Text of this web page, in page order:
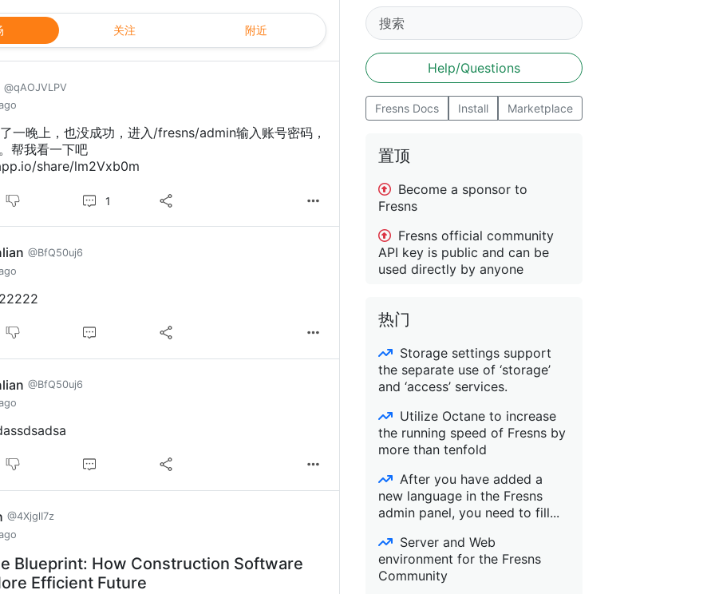
关注 附近
@qAOJVLPV
一晚上，也没成功，进入/fresns/admin输入账号密码，
帮我看一下吧
share/lm2Vxb0m
1
@BfQ50uj6
@BfQ50uj6
@4XjglI7z
Blueprint: How Construction Software
Efficient Future
Help/Questions
Fresns Docs Install Marketplace
置顶
Become a sponsor to
Fresns
Fresns official community
API key is public and can be
used directly by anyone
热门
Storage settings support
the separate use of ‘storage’
and ‘access’ services.
Utilize Octane to increase
the running speed of Fresns by
more than tenfold
After you have added a
new language in the Fresns
admin panel, you need to fill...
Server and Web
environment for the Fresns
Community